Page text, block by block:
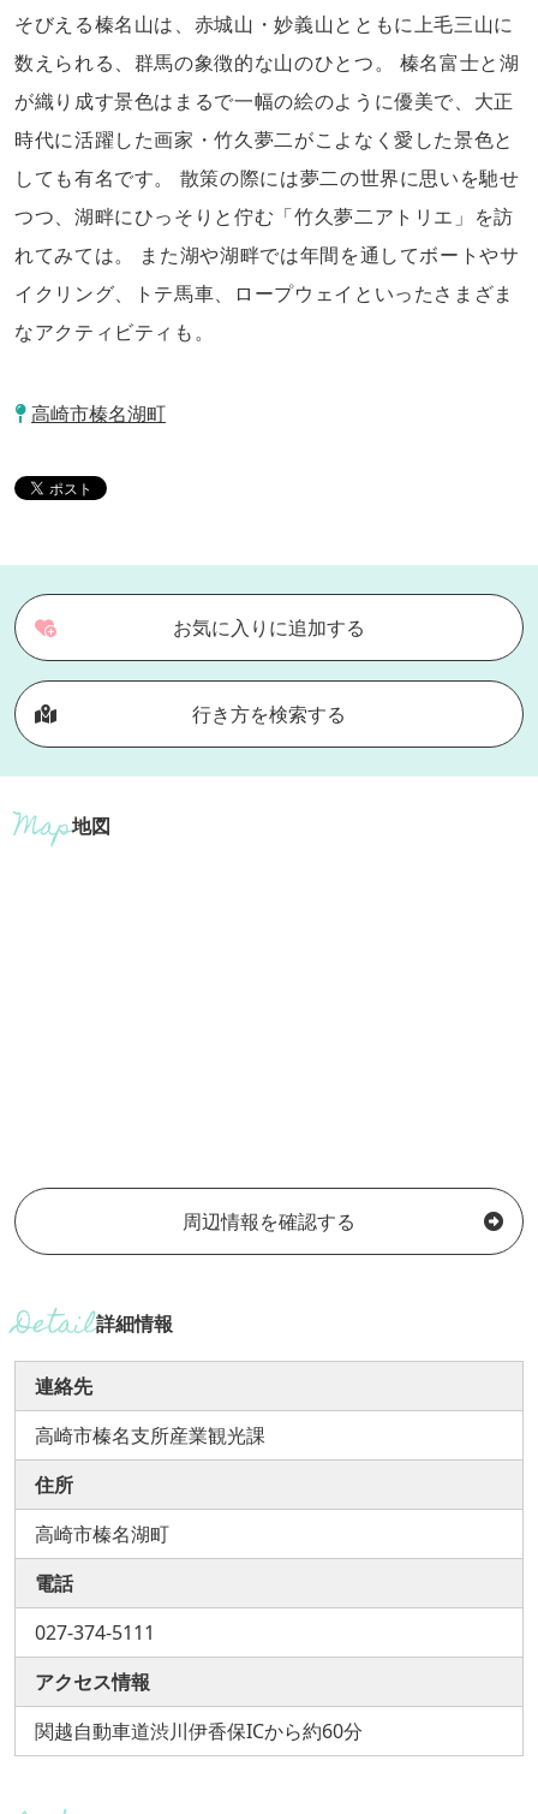
そびえる榛名山は、赤城山・妙義山とともに上毛三山に
数えられる、群馬の象徴的な山のひとつ。 榛名富士と湖
が織り成す景色はまるで一幅の絵のように優美で、大正
時代に活躍した画家・竹久夢二がこよなく愛した景色と
しても有名です。 散策の際には夢二の世界に思いを馳せ
つつ、湖畔にひっそりと佇む「竹久夢二アトリエ」を訪
れてみては。 また湖や湖畔では年間を通してボートやサ
イクリング、トテ馬車、ロープウェイといったさまざま
なアクティビティも。
高崎市榛名湖町
お気に入りに追加する
行き方を検索する
地図
周辺情報を確認する
詳細情報
連絡先
高崎市榛名支所産業観光課
住所
高崎市榛名湖町
電話
027-374-5111
アクセス情報
関越自動車道渋川伊香保ICから約60分